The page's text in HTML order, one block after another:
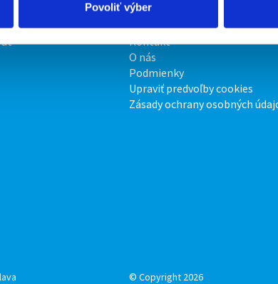
Povoliť výberO portáli
Kontakt
O nás
Podmienky
Upraviť predvoľby cookies
Zásady ochrany osobných
© Copyright 2026